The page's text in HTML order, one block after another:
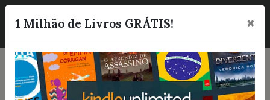
☰
1 Milhão de Livros GRÁTIS! ×